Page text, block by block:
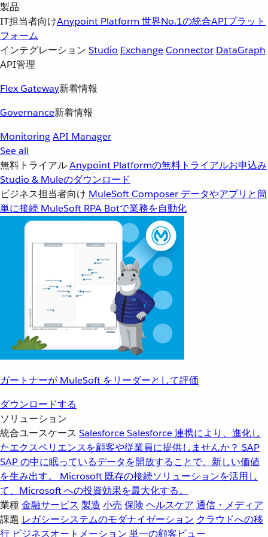
製品
IT担当者向けAnypoint Platform 世界No.1の統合APIプラット
フォーム
インテグレーション Studio ExchangeConnector DataGraph
API管理
Flex Gateway新着情報
Governance新着情報
MonitoringAPI Manager
See all
無料トライアルAnypoint Platformの無料トライアルお申込み
Studio & Muleのダウンロード
ビジネス担当者向け MuleSoft Composer データやアプリと簡
単に接続 MuleSoft RPA Botで業務を自動化
ガートナーが MuleSoft をリーダーとして評価
ダウンロードする
ソリューション
統合ユースケース SalesforceSalesforce 連携により、進化し
たエクスペリエンスを顧客や従業員に提供しませんか？ SAP
SAP の中に眠っているデータを開放することで、新しい価値
を生み出す。
Microsoft 既存の接続ソリューションを活用し
て、Microsoft への投資効果を最大化する。
業種金融サービス 製造 小売 保険 ヘルスケア 通信・メディア
課題 レガシーシステムのモダナイゼーション クラウドへの移
行 ビジネスオートメーション 単一の顧客ビュー